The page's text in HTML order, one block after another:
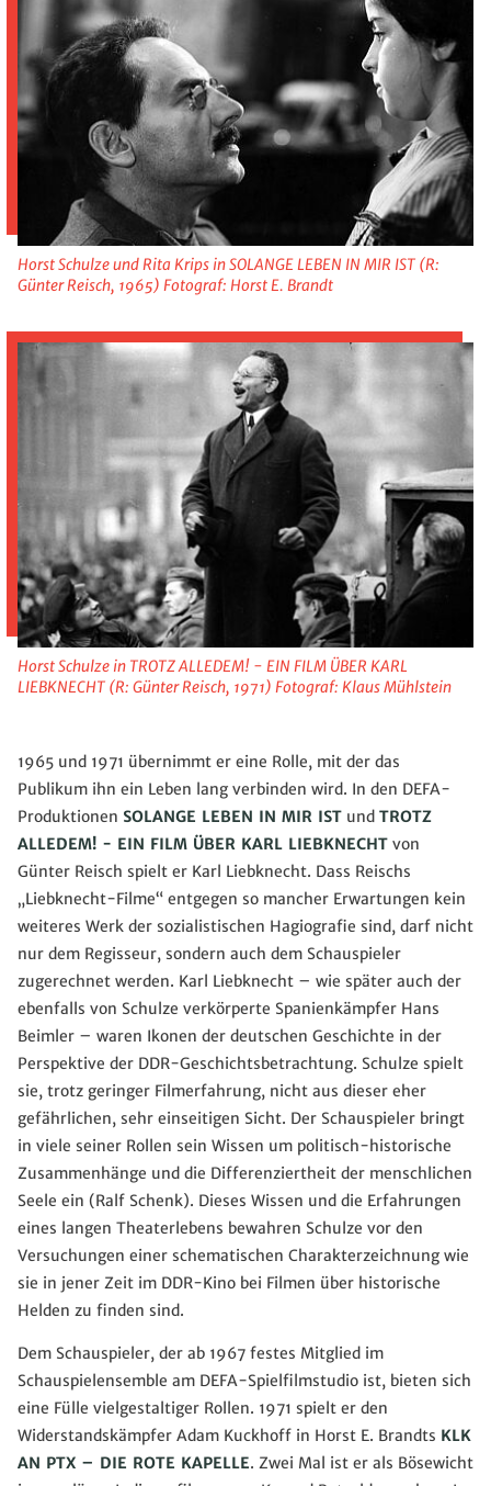
Horst Schulze und Rita Krips in SOLANGE LEBEN IN MIR IST (R:
Günter Reisch, 1965) Fotograf: Horst E. Brandt
Horst Schulze in TROTZ ALLEDEM! - EIN FILM ÜBER KARL
LIEBKNECHT (R: Günter Reisch, 1971) Fotograf: Klaus Mühlstein
1965 und 1971 übernimmt er eine Rolle, mit der das
Publikum ihn ein Leben lang verbinden wird. In den DEFA-
Produktionen SOLANGE LEBEN IN MIR IST und TROTZ
ALLEDEM! - EIN FILM ÜBER KARL LIEBKNECHT von
Günter Reisch spielt er Karl Liebknecht. Dass Reischs
„Liebknecht-Filme“ entgegen so mancher Erwartungen kein
weiteres Werk der sozialistischen Hagiografie sind, darf nicht
nur dem Regisseur, sondern auch dem Schauspieler
zugerechnet werden. Karl Liebknecht – wie später auch der
ebenfalls von Schulze verkörperte Spanienkämpfer Hans
Beimler – waren Ikonen der deutschen Geschichte in der
Perspektive der DDR-Geschichtsbetrachtung. Schulze spielt
sie, trotz geringer Filmerfahrung, nicht aus dieser eher
gefährlichen, sehr einseitigen Sicht. Der Schauspieler bringt
in viele seiner Rollen sein Wissen um politisch-historische
Zusammenhänge und die Differenziertheit der menschlichen
Seele ein (Ralf Schenk). Dieses Wissen und die Erfahrungen
eines langen Theaterlebens bewahren Schulze vor den
Versuchungen einer schematischen Charakterzeichnung wie
sie in jener Zeit im DDR-Kino bei Filmen über historische
Helden zu finden sind.
Dem Schauspieler, der ab 1967 festes Mitglied im
Schauspielensemble am DEFA-Spielfilmstudio ist, bieten sich
eine Fülle vielgestaltiger Rollen. 1971 spielt er den
Widerstandskämpfer Adam Kuckhoff in Horst E. Brandts KLK
AN PTX – DIE ROTE KAPELLE. Zwei Mal ist er als Bösewicht